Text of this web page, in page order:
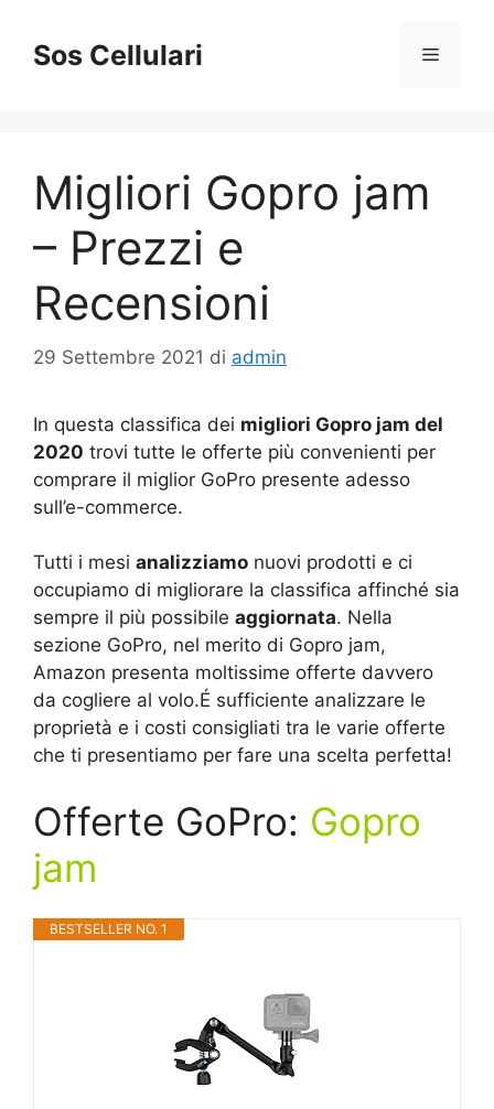
contenuto
Sos Cellulari Menu
Migliori Gopro jam
– Prezzi e
Recensioni
29 Settembre 2021 di admin
In questa classifica dei migliori Gopro jam del
2020 trovi tutte le offerte più convenienti per
comprare il miglior GoPro presente adesso
sull’e-commerce.
Tutti i mesi analizziamo nuovi prodotti e ci
occupiamo di migliorare la classifica affinché sia
sempre il più possibile aggiornata. Nella
sezione GoPro, nel merito di Gopro jam,
Amazon presenta moltissime offerte davvero
da cogliere al volo.É sufficiente analizzare le
proprietà e i costi consigliati tra le varie offerte
che ti presentiamo per fare una scelta perfetta!
Offerte GoPro: Gopro
jam
BESTSELLER NO. 1